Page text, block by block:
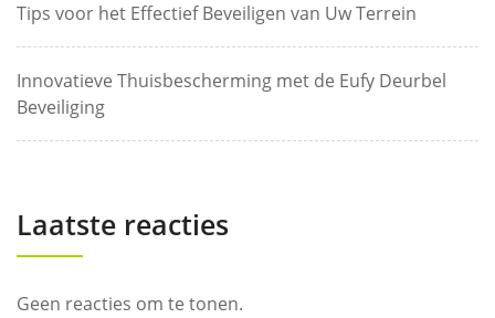
Tips voor het Effectief Beveiligen van Uw Terrein
Innovatieve Thuisbescherming met de Eufy Deurbel
Beveiliging
Laatste reacties
Geen reacties om te tonen.